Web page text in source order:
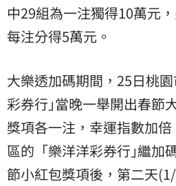
中29組為一注獨得10萬元
每注分得5萬元。
大樂透加碼期間，25日桃
彩券行｣當晚一舉開出春節
獎項各一注，幸運指數加
區的「樂洋洋彩券行｣繼加
節小紅包獎項後，第二天